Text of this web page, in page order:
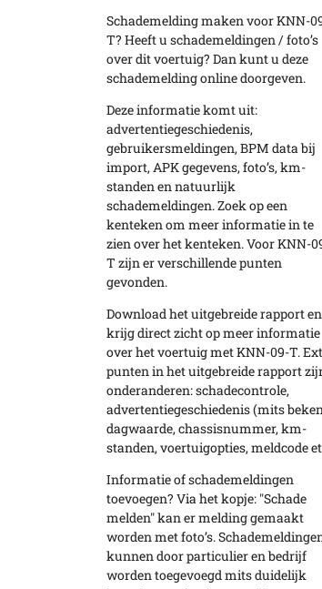
Schademelding maken voor KNN-
T? Heeft u schademeldingen / foto’s
over dit voertuig? Dan kunt u deze
schademelding online doorgeven.
Deze informatie komt uit:
advertentiegeschiedenis,
gebruikersmeldingen, BPM data bij
import, APK gegevens, foto’s, km-
standen en natuurlijk
schademeldingen. Zoek op een
kenteken om meer informatie in te
zien over het kenteken. Voor KNN-
T zijn er verschillende punten
gevonden.
Download het uitgebreide rapport en
krijg direct zicht op meer informatie
over het voertuig met KNN-09-T.
punten in het uitgebreide rapport
onderanderen: schadecontrole,
advertentiegeschiedenis (mits
dagwaarde, chassisnummer, km-
standen, voertuigopties, meldcode
Informatie of schademeldingen
toevoegen? Via het kopje: "Schade
melden" kan er melding gemaakt
worden met foto’s.
kunnen door particulier en bedrijf
worden toegevoegd mits duidelijk